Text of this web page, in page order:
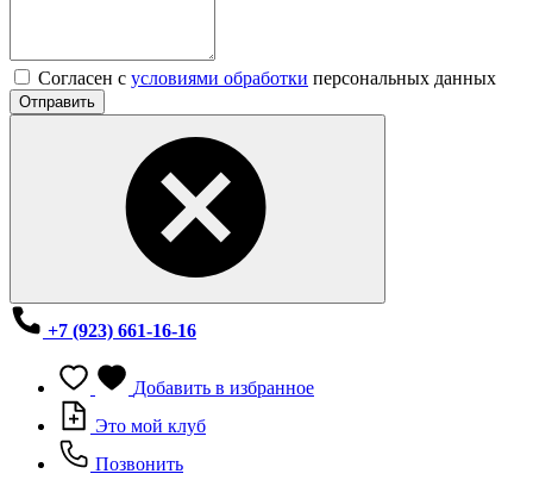
Согласен с условиями обработки персональных данных
Отправить
+7 (923) 661-16-16
Добавить в избранное
Это мой клуб
Позвонить